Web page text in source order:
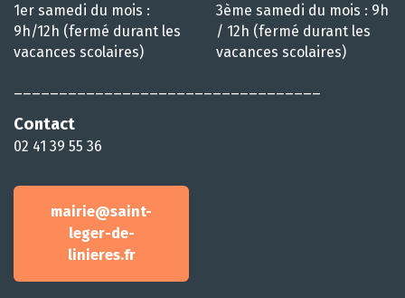
1er samedi du mois :
9h/12h (fermé durant les
vacances scolaires)
Contact
02 41 39 55 36
mairie@saint-
leger-de-
linieres.fr
3ème samedi du mois : 9h
/ 12h (fermé durant les
vacances scolaires)